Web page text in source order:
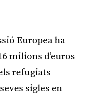
Europea ha
milions d’euros
refugiats
sigles en